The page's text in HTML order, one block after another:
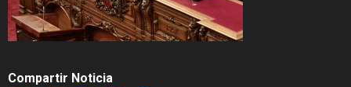
Compartir Noticia